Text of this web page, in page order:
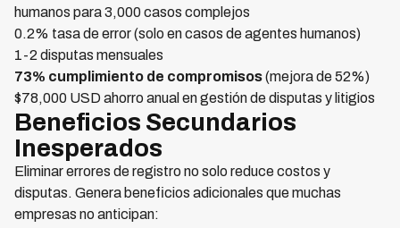
humanos para 3,000 casos complejos
0.2% tasa de error (solo en casos de agentes humanos)
1-2 disputas mensuales
73% cumplimiento de compromisos(mejora de 52%)
$78,000 USD ahorro anual en gestión de disputas y litigios
Beneficios Secundarios
Inesperados
Eliminar errores de registro no solo reduce costos y
disputas. Genera beneficios adicionales que muchas
empresas no anticipan: